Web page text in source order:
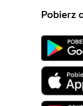
Pobierz